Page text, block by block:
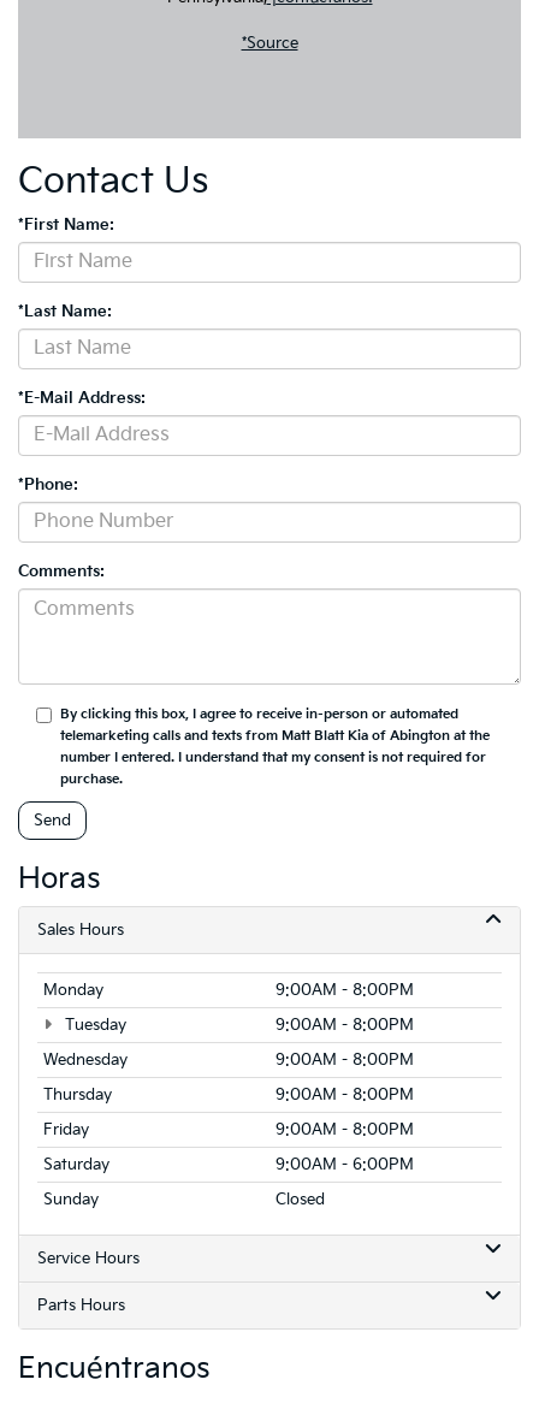
*Source
Contact Us
*First Name:
*Last Name:
*E-Mail Address:
*Phone:
Comments:
By clicking this box, I agree to receive in-person or automated
telemarketing calls and texts from Matt Blatt Kia of Abington at the
number I entered. I understand that my consent is not required for
purchase.
Horas
Sales Hours
Monday
9:00AM - 8:00PM
Tuesday
9:00AM - 8:00PM
Wednesday
9:00AM - 8:00PM
Thursday
9:00AM - 8:00PM
Friday
9:00AM - 8:00PM
Saturday
9:00AM - 6:00PM
Sunday
Closed
Service Hours
Parts Hours
Encuéntranos